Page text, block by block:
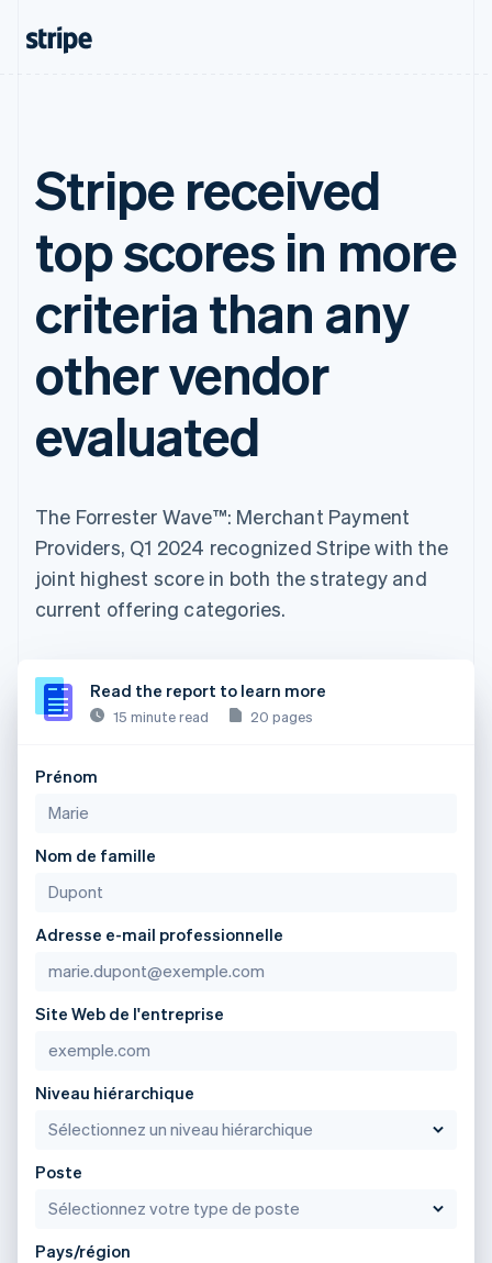
Stripe received
top scores in more
criteria than any
other vendor
evaluated
The Forrester Wave™: Merchant Payment
Providers, Q1 2024 recognized Stripe with the
joint highest score in both the strategy and
current offering categories.
Read the report to learn more
15 minute read 20 pages
Prénom
Nom de famille
Adresse e-mail professionnelle
Site Web de l'entreprise
Niveau hiérarchique
Poste
Pays/région